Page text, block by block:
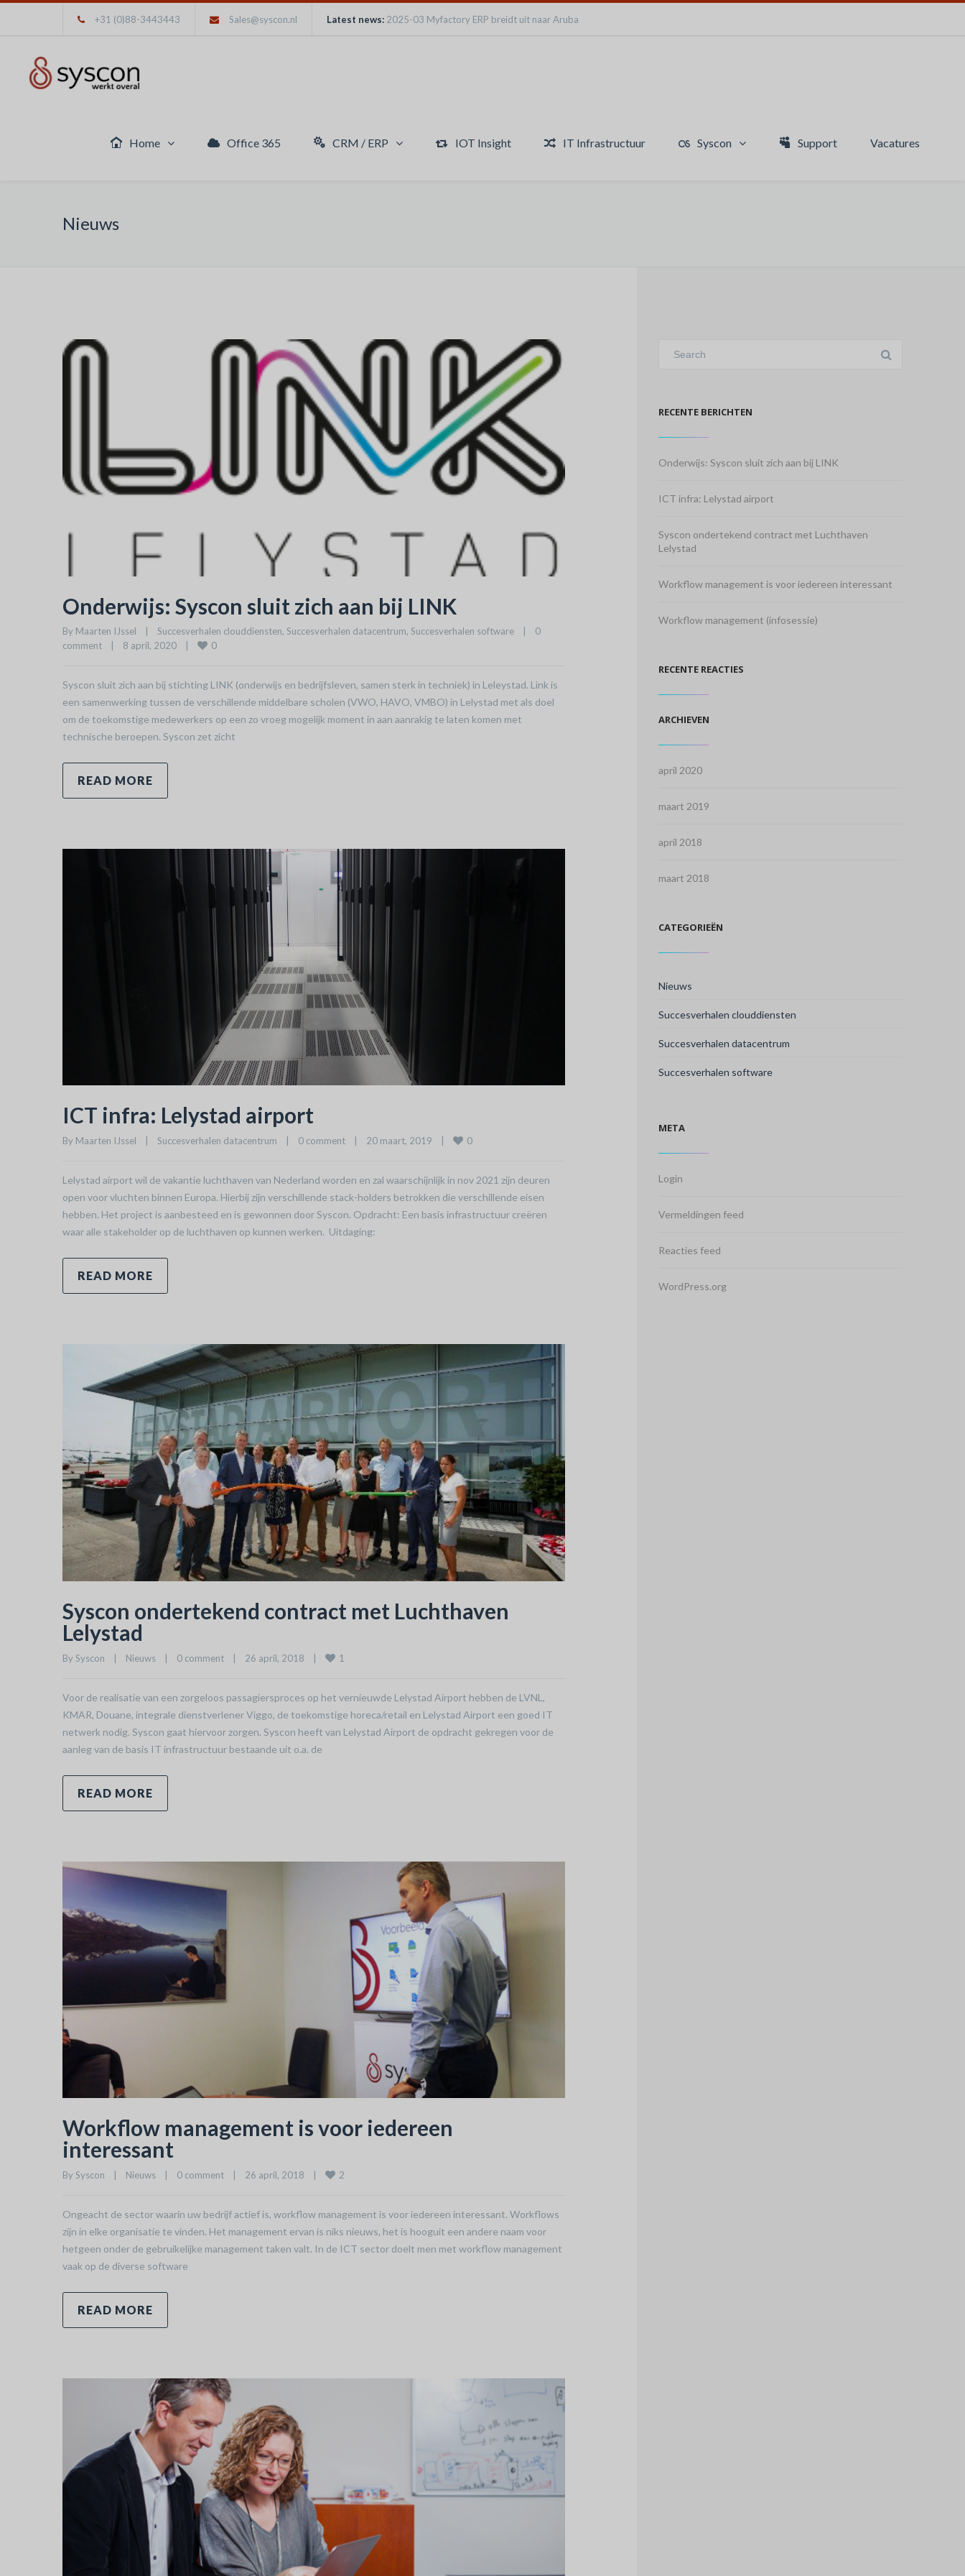
+31 (0)88-3443443 Sales@syscon.nl Latest news: 2025-03 Myfactory ERP breidt uit naar Aruba
Home Office 365 CRM / ERP IOT Insight IT Infrastructuur Syscon Support Vacatures
Nieuws
Onderwijs: Syscon sluit zich aan bij LINK
By Maarten IJssel | Succesverhalen clouddiensten, Succesverhalen datacentrum, Succesverhalen software |
0
comment
| 8 april, 2020 | 0
Syscon sluit zich aan bij stichting LINK (onderwijs en bedrijfsleven, samen sterk in techniek) in Leleystad. Link is
een samenwerking tussen de verschillende middelbare scholen (VWO, HAVO, VMBO) in Lelystad met als doel
om de toekomstige medewerkers op een zo vroeg mogelijk moment in aan aanrakig te laten komen met
technische beroepen. Syscon zet zicht
READ MORE
ICT infra: Lelystad airport
By Maarten IJssel Succesverhalen datacentrum 0 comment 20 maart, 2019 0
Lelystad airport wil de vakantie luchthaven van Nederland worden en zal waarschijnlijk in nov 2021 zijn deuren
open voor vluchten binnen Europa. Hierbij zijn verschillende stack-holders betrokken die verschillende eisen
hebben. Het project is aanbesteed en is gewonnen door Syscon. Opdracht: Een basis infrastructuur creëren
waar alle stakeholder op de luchthaven op kunnen werken. Uitdaging:
READ MORE
Syscon ondertekend contract met Luchthaven
Lelystad
By Syscon Nieuws 0 comment 26 april, 2018 1
Voor de realisatie van een zorgeloos passagiersproces op het vernieuwde Lelystad Airport hebben de LVNL,
KMAR, Douane, integrale dienstverlener Viggo, de toekomstige horeca/retail en Lelystad Airport een goed IT
netwerk nodig. Syscon gaat hiervoor zorgen. Syscon heeft van Lelystad Airport de opdracht gekregen voor de
aanleg van de basis IT infrastructuur bestaande uit o.a. de
READ MORE
Workflow management is voor iedereen
interessant
By Syscon Nieuws 0 comment 26 april, 2018 2
Ongeacht de sector waarin uw bedrijf actief is, workflow management is voor iedereen interessant. Workflows
zijn in elke organisatie te vinden. Het management ervan is niks nieuws, het is hooguit een andere naam voor
hetgeen onder de gebruikelijke management taken valt. In de ICT sector doelt men met workflow management
vaak op de diverse software
READ MORE
RECENTE BERICHTEN
Onderwijs: Syscon sluit zich aan bij LINK
ICT infra: Lelystad airport
Syscon ondertekend contract met Luchthaven
Lelystad
Workflow management is voor iedereen interessant
Workflow management (infosessie)
RECENTE REACTIES
ARCHIEVEN
april 2020
maart 2019
april 2018
maart 2018
CATEGORIEËN
Nieuws
Succesverhalen clouddiensten
Succesverhalen datacentrum
Succesverhalen software
META
Login
Vermeldingen feed
Reacties feed
WordPress.org